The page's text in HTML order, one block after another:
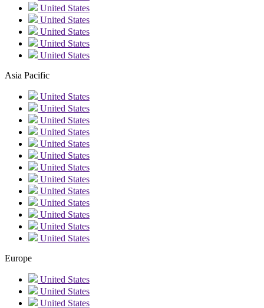
United States
United States
United States
United States
United States
Asia Pacific
United States
United States
United States
United States
United States
United States
United States
United States
United States
United States
United States
United States
United States
Europe
United States
United States
United States